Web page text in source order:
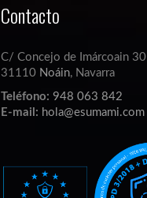
Contacto
C/ Concejo de Imárcoain 30
31110 Noáin, Navarra
Teléfono: 948 063 842
E-mail: hola@esumami.com